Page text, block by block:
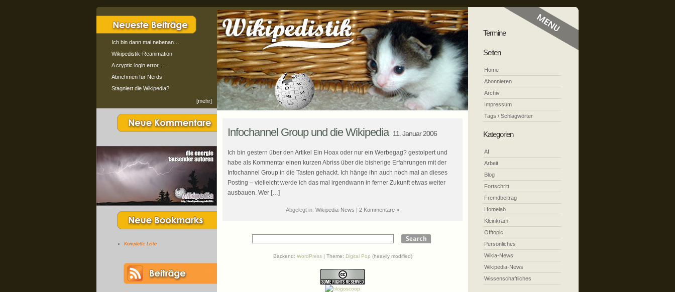
Ich bin dann mal nebenan…
Wikipedistik-Reanimation
A cryptic login error, …
Abnehmen für Nerds
Stagniert die Wikipedia?
[mehr]
Komplette Liste
Infochannel Group und die Wikipedia 11. Januar 2006
Ich bin gestern über den Artikel Ein Hoax oder nur ein Werbegag? gestolpert und
habe als Kommentar einen kurzen Abriss über die bisherige Erfahrungen mit der
Infochannel Group in die Tasten gehackt. Ich hänge ihn auch noch mal an dieses
Posting – vielleicht werde ich das mal irgendwann in ferner Zukunft etwas weiter
ausbauen. Wer […]
Abgelegt in: Wikipedia-News | 2 Kommentare »
Backend: WordPress| Theme: Digital Pop (heavily modified)
Termine
Seiten
Home
Abonnieren
Archiv
Impressum
Tags / Schlagwörter
Kategorien
AI
Arbeit
Blog
Fortschritt
Fremdbeitrag
Homelab
Kleinkram
Offtopic
Persönliches
Wikia-News
Wikipedia-News
Wissenschaftliches